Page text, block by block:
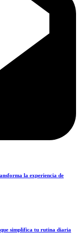
la experiencia de
simplifica tu rutina diaria